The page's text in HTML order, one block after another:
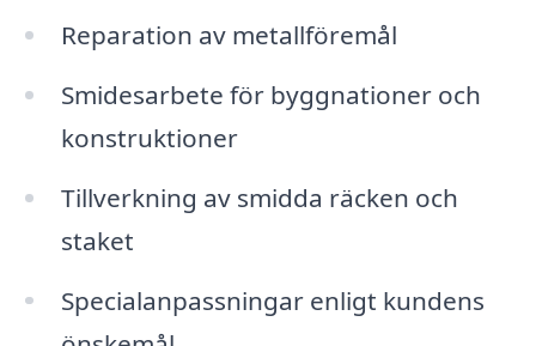
Reparation av metallföremål
Smidesarbete för byggnationer och
konstruktioner
Tillverkning av smidda räcken och
staket
Specialanpassningar enligt kundens